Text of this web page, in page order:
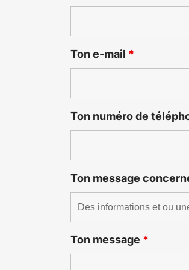
Ton e-mail *
Ton numéro de
Ton message
Ton message *